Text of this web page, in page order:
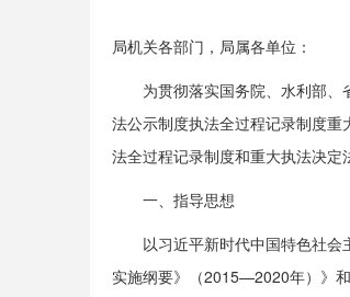
局机关各部门，局属各单位：
为贯彻落实国务院、水利部
法公示制度执法全过程记录制度
法全过程记录制度和重大执法决定
一、指导思想
以习近平新时代中国特色社
实施纲要》（2015—2020年）》